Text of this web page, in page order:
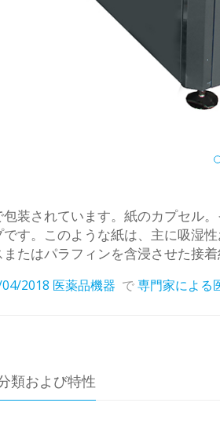
装されています。紙のカプセル
す。このような紙は、主に吸湿
またはパラフィンを含浸させた接
2018 医薬品機器 で専門家による
類および特性